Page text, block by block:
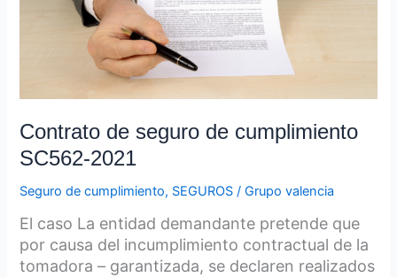
Contrato de seguro de cumplimiento
SC562-2021
Seguro de cumplimiento, SEGUROS /Grupo valencia
El caso La entidad demandante pretende que
por causa del incumplimiento contractual de la
tomadora – garantizada, se declaren realizados
SC562-